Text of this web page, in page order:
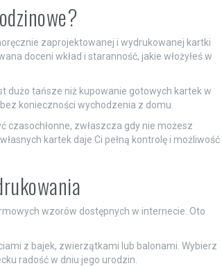
zaprojektowanej i wydrukowanej kartki
doceni wkład i staranność, jakie włożyłeś w
dużo tańsze niż kupowanie gotowych kartek w
konieczności wychodzenia z domu.
czasochłonne, zwłaszcza gdy nie możesz
kartek daje Ci pełną kontrolę i możliwość
wzorów dostępnych w internecie. Oto
z bajek, zwierzątkami lub balonami. Wybierz
radość w dniu jego urodzin.